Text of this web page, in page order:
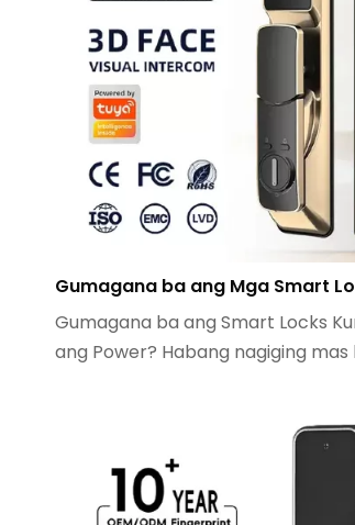
Gumagana ba ang Smart Locks
ang Power? Habang nagiging mas